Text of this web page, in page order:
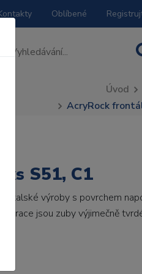
Oblíbené
Úvod
AcryRock
S51, C1
italské výroby s povrchem
jsou zuby výjimečně